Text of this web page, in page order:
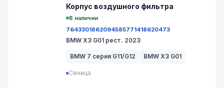
Корпус воздушногo фильтра
В наличии
7643301862094585771418620473
BMW X3 G01 рест. 2023
BMW 7 серия G11/G12 BMW X3 G01
Сеница